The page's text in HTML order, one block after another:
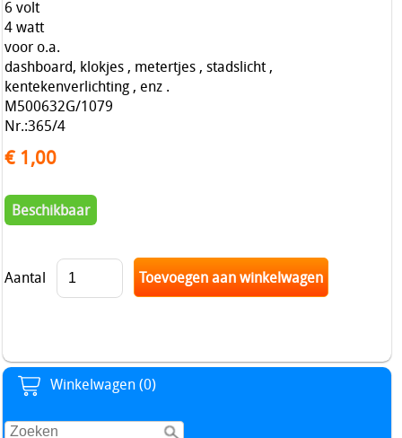
Winkelwagen (0)
6 volt
4 watt
voor o.a.
dashboard, klokjes , metertjes , stadslicht ,
kentekenverlichting , enz .
M500632G/1079
Nr.:365/4
€ 1,00
Beschikbaar
Aantal